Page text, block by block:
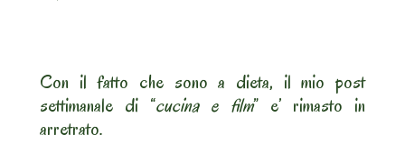
Con il fatto che sono a dieta, il mio post
settimanale di “cucina e film” e’ rimasto in
arretrato.